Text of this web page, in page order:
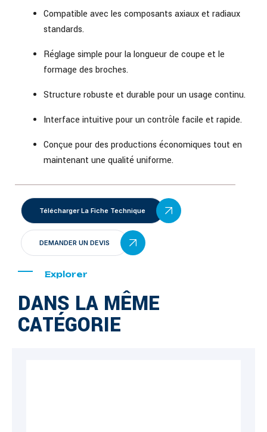
Compatible avec les composants axiaux et radiaux
standards.
Réglage simple pour la longueur de coupe et le
formage des broches.
Structure robuste et durable pour un usage continu.
Interface intuitive pour un contrôle facile et rapide.
Conçue pour des productions économiques tout en
maintenant une qualité uniforme.
Télécharger La Fiche Technique
DEMANDER UN DEVIS
Explorer
DANS LA MÊME
CATÉGORIE